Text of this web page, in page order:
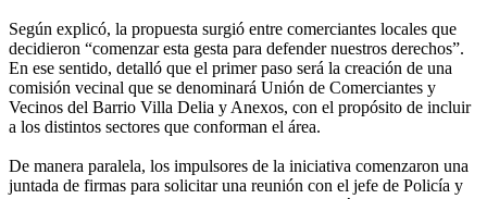
Según explicó, la propuesta surgió entre comerciantes locales que
decidieron “comenzar esta gesta para defender nuestros derechos”.
En ese sentido, detalló que el primer paso será la creación de una
comisión vecinal que se denominará Unión de Comerciantes y
Vecinos del Barrio Villa Delia y Anexos, con el propósito de incluir
a los distintos sectores que conforman el área.
De manera paralela, los impulsores de la iniciativa comenzaron una
juntada de firmas para solicitar una reunión con el jefe de Policía y